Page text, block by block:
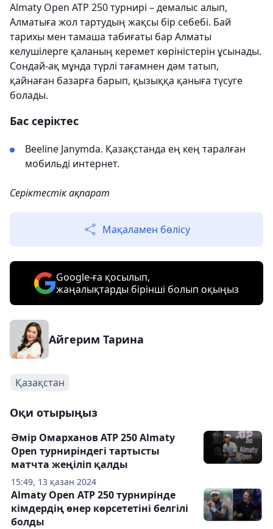
Almaty Open ATP 250 турнирі – демалыс алып,
Алматыға жол тартудың жақсы бір себебі. Бай
тарихы мен тамаша табиғаты бар Алматы
келушілерге қаланың керемет көріністерін ұсынады.
Сондай-ақ мұнда түрлі тағамнен дәм татып,
қайнаған базарға барып, қызыққа қаныға түсуге
болады.
Бас серіктес
Beeline Janymda. Қазақстанда ең кең таралған
мобильді интернет.
Серіктестік ақпарат
Мақаламен бөлісу
Google-ға қосылып,
жаңалықтарды бірінші болып оқыңыз
Айгерим Тарина
Қазақстан
Оқи отырыңыз
15:49, 13 қазан 2024
Әмір Омарханов ATP 250 Almaty
Open турниріндегі тартысты
матчта жеңіліп қалды
Almaty Open ATP 250 турнирінде
кімдердің өнер көрсететіні белгілі
болды